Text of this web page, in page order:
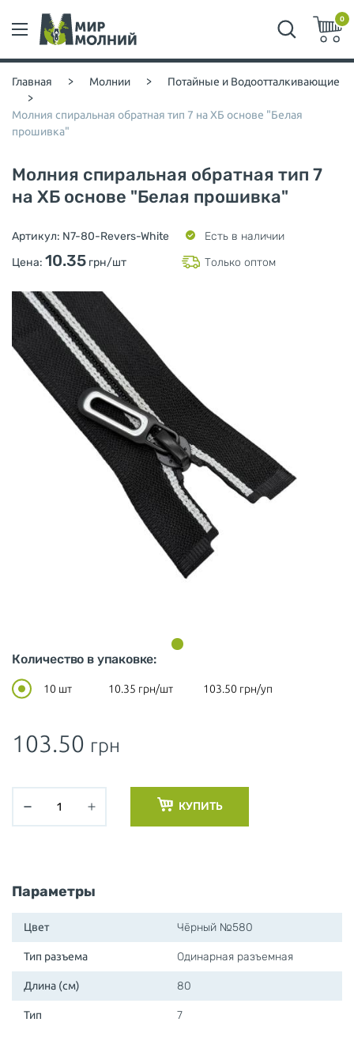
0
Главная > Молнии > Потайные и Водоотталкивающие
>
Молния спиральная обратная тип 7 на ХБ основе "Белая
прошивка"
Молния спиральная обратная тип 7
на ХБ основе "Белая прошивка"
Артикул: N7-80-Revers-White
Есть в наличии
Цена: 10.35 грн/шт Только оптом
Количество в упаковке:
10 шт 10.35 грн/шт 103.50 грн/уп
103.50 грн
КУПИТЬ
Параметры
Цвет Чёрный №580
Тип разъема Одинарная разъемная
Длина (см) 80
Тип 7